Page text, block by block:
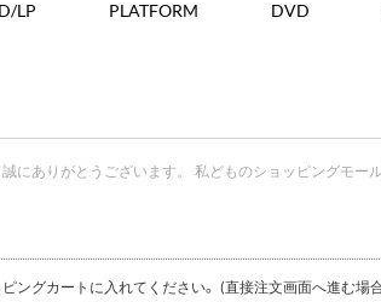
LP PLATFORM DVD
にありがとうございます。 私どものショッピングモ
ングカートに入れてください。(直接注文画面へ進む場